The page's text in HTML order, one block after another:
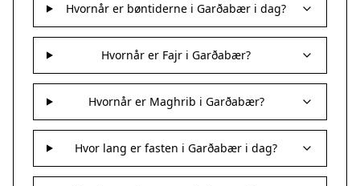
Hvornår er bøntiderne i Garðabær i dag?
Hvornår er Fajr i Garðabær?
Hvornår er Maghrib i Garðabær?
Hvor lang er fasten i Garðabær i dag?